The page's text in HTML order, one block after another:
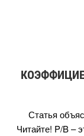
Статья
Читайте! P/B –